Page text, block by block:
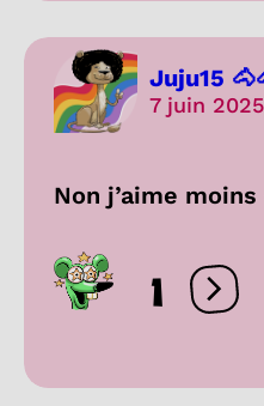
Juju15
7 juin 2025
Non j’aime moins
1